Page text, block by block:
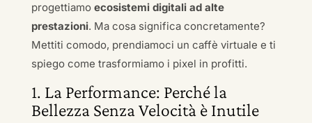
progettiamo ecosistemi digitali ad alte
prestazioni. Ma cosa significa concretamente?
Mettiti comodo, prendiamoci un caffè virtuale e ti
spiego come trasformiamo i pixel in profitti.
1. La Performance: Perché la
Bellezza Senza Velocità è Inutile